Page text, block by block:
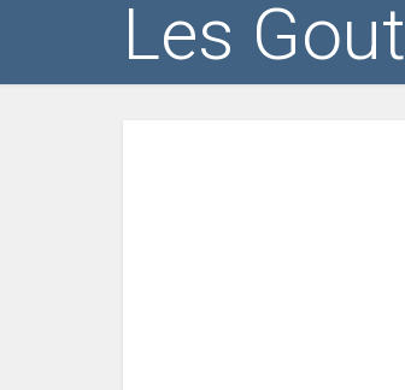
Les Gout